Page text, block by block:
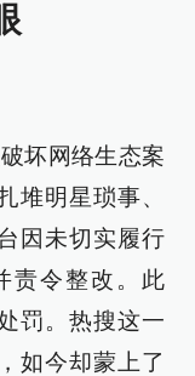
坏网络生态案
堆明星琐事、
因未切实履行
责令整改。此
罚。热搜这一
如今却蒙上了